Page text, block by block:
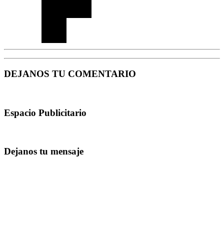
DEJANOS TU COMENTARIO
Espacio Publicitario
Dejanos tu mensaje